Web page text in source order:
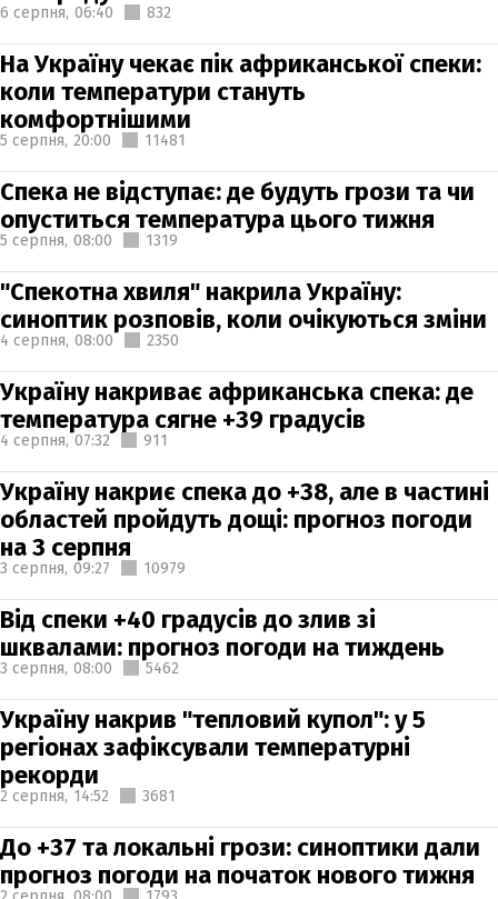
6 серпня, 06:40 832
На Україну чекає пік африканської спеки:
коли температури стануть
комфортнішими
5 серпня, 20:00 11481
Спека не відступає: де будуть грози та чи
опуститься температура цього тижня
5 серпня, 08:00 1319
"Спекотна хвиля" накрила Україну:
синоптик розповів, коли очікуються зміни
4 серпня, 08:00 2350
Україну накриває африканська спека: де
температура сягне +39 градусів
4 серпня, 07:32 911
Україну накриє спека до +38, але в частині
областей пройдуть дощі: прогноз погоди
на 3 серпня
3 серпня, 09:27 10979
Від спеки +40 градусів до злив зі
шквалами: прогноз погоди на тиждень
3 серпня, 08:00 5462
Україну накрив "тепловий купол": у 5
регіонах зафіксували температурні
рекорди
2 серпня, 14:52 3681
До +37 та локальні грози: синоптики дали
прогноз погоди на початок нового тижня